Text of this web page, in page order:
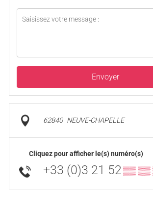
Envoyer
62840 NEUVE-CHAPELLE
Cliquez pour afficher le(s) numéro(s)
+33 (0)3 21 52▒▒ ▒▒